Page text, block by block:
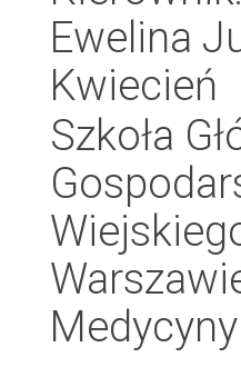
Ewelina
Kwiecień
Szkoła